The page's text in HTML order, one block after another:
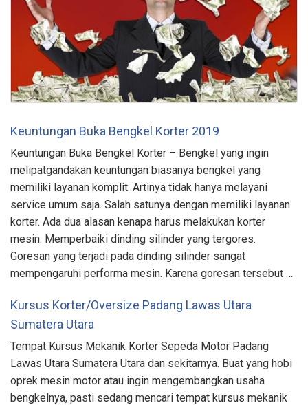
Keuntungan Buka Bengkel Korter 2019
Keuntungan Buka Bengkel Korter – Bengkel yang ingin
melipatgandakan keuntungan biasanya bengkel yang
memiliki layanan komplit. Artinya tidak hanya melayani
service umum saja. Salah satunya dengan memiliki layanan
korter. Ada dua alasan kenapa harus melakukan korter
mesin. Memperbaiki dinding silinder yang tergores.
Goresan yang terjadi pada dinding silinder sangat
mempengaruhi performa mesin. Karena goresan tersebut …
Kursus Korter/Oversize Padang Lawas Utara
Sumatera Utara
Tempat Kursus Mekanik Korter Sepeda Motor Padang
Lawas Utara Sumatera Utara dan sekitarnya. Buat yang hobi
oprek mesin motor atau ingin mengembangkan usaha
bengkelnya, pasti sedang mencari tempat kursus mekanik